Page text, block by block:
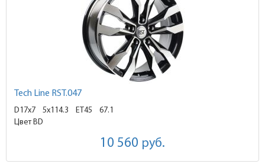
Tech Line RST.047
D17x7 5x114.3 ET45
67.1
Цвет BD
10 560 руб.